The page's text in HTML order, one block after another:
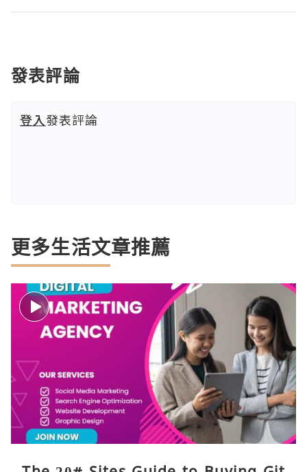
發表評論
登入發表評論
更多生活文章推薦